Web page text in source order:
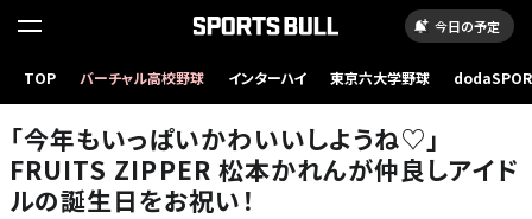
今日の予定
TOP バーチャル高校野球 インターハイ 東京六大学野球
「今年もいっぱいかわいいしようね♡」
FRUITS ZIPPER 松本かれんが仲良しアイド
ルの誕生日をお祝い！